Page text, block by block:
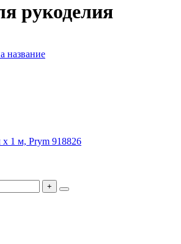
рукоделия
название
1 м, Prym 918826